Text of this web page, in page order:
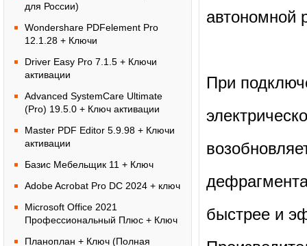
для России)
Wondershare PDFelement Pro
12.1.28 + Ключи
Driver Easy Pro 7.1.5 + Ключи
активации
Advanced SystemCare Ultimate
(Pro) 19.5.0 + Ключ активации
Master PDF Editor 5.9.98 + Ключи
активации
Базис Мебельщик 11 + Ключ
Adobe Acrobat Pro DC 2024 + ключ
Microsoft Office 2021
Профессиональный Плюс + Ключ
Планоплан + Ключ (Полная
автономной
При
быстрее и